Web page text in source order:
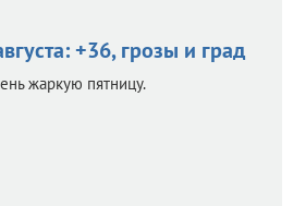
+36, грозы и град
жаркую пятницу.